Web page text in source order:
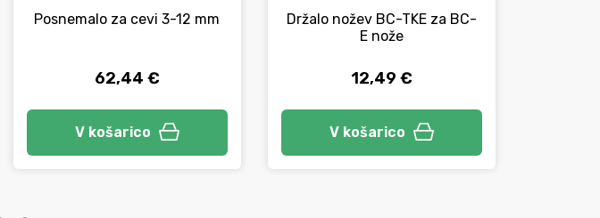
Posnemalo za cevi 3-12 mm
62,44 €
V košarico
Držalo nožev BC-TKE za BC-
E nože
12,49 €
V košarico